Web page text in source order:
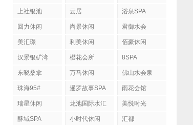
上社银池 云居 浴泉SPA
回力休闲 尚景休闲 君御水会
美汇璟 利美休闲 佰豪休闲
汉景银矿湾 樱花会所 8SPA
东晓桑拿 万马休闲 佛山水会泉
珠海95# 暹罗故事SPA 雨花会馆
瑞星休闲 龙池国际水汇 美悦时光
酥域SPA 小时代休闲 汇都